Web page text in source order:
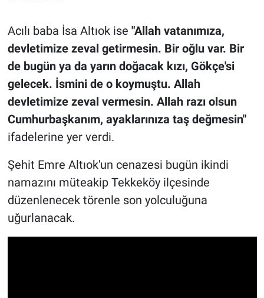
Acılı baba İsa Altıok ise "Allah vatanımıza,
devletimize zeval getirmesin. Bir oğlu var. Bir
de bugün ya da yarın doğacak kızı, Gökçe'si
gelecek. İsmini de o koymuştu. Allah
devletimize zeval vermesin. Allah razı olsun
Cumhurbaşkanım, ayaklarınıza taş değmesin"
ifadelerine yer verdi.
Şehit Emre Altıok'un cenazesi bugün ikindi
namazını müteakip Tekkeköy ilçesinde
düzenlenecek törenle son yolculuğuna
uğurlanacak.